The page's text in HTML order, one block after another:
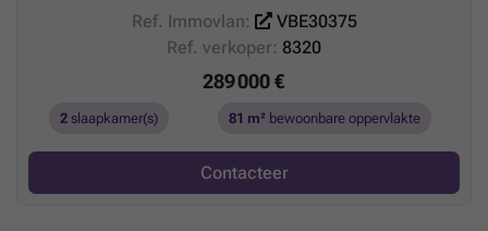
Ref. Immovlan:
VBE30375
Ref. verkoper: 8320
289 000 €
2slaapkamer(s) 81 m² bewoonbare oppervlakte
Contacteer